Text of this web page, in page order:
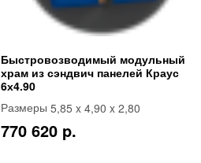
Быстровозводимый модульный
храм из сэндвич панелей Краус
6х4.90
Размеры 5,85 x 4,90 x 2,80
770 620 p.